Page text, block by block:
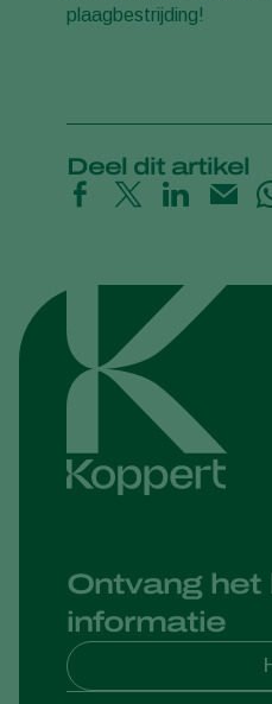
plaagbestrijding!
Deel dit artikel
Ontvang het
informatie